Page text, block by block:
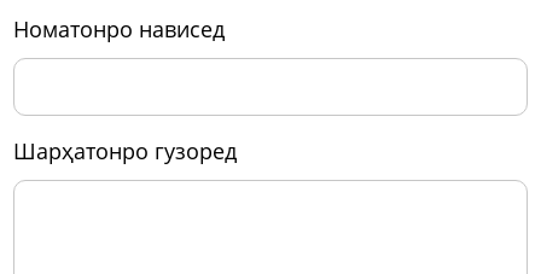
номатонро нависед
шарҳатонро гузоред